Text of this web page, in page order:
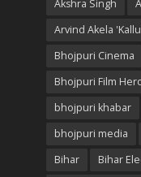
Akshra Singh
Arvind Akela
Bhojpuri Cinema
Bhojpuri Film
bhojpuri khabar
bhojpuri media
Bihar
Bihar